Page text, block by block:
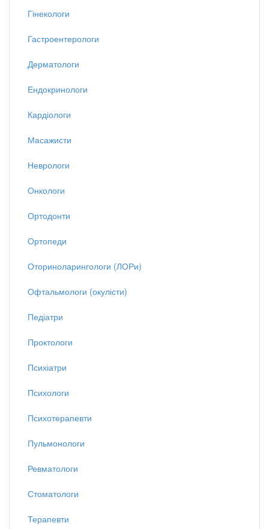
Гінекологи
Гастроентерологи
Дерматологи
Ендокринологи
Кардіологи
Масажисти
Неврологи
Онкологи
Ортодонти
Ортопеди
Оториноларингологи (ЛОРи)
Офтальмологи (окулісти)
Педіатри
Проктологи
Психіатри
Психологи
Психотерапевти
Пульмонологи
Ревматологи
Стоматологи
Терапевти